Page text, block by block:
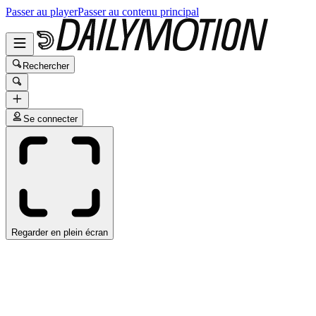
Passer au playerPasser au contenu principal
Rechercher
Se connecter
Regarder en plein écran